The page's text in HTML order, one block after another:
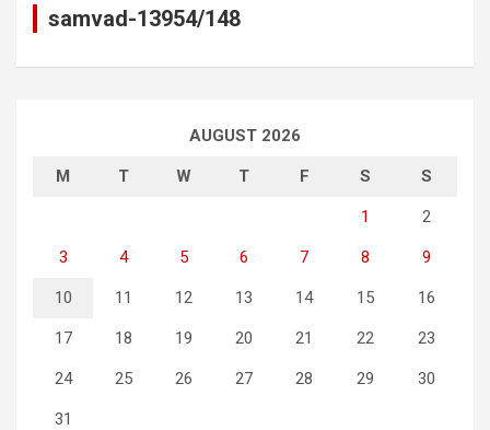
samvad-13954/148
AUGUST 2026
M T W T F S S
1 2
3 4 5 6 7 8 9
10 11 12 13 14 15 16
17 18 19 20 21 22 23
24 25 26 27 28 29 30
31